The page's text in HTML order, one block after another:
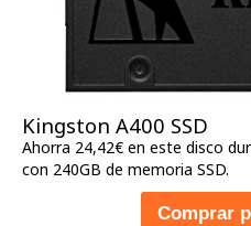
Kingston A400 SSD
Ahorra 24,42€ en este disco
con 240GB de memoria SSD.
Comprar